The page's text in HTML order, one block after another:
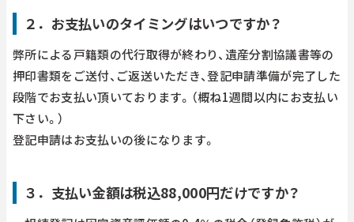
２．お支払いのタイミングはいつですか？
弊所による戸籍類の代行取得が終わり、遺産分割協議書等の
押印書類をご送付、ご返送いただき、登記申請準備が完了した
段階でお支払い頂いております。（概ね1週間以内にお支払い
下さい。）
登記申請はお支払いの後になります。
３．支払い金額は税込88,000円だけですか？